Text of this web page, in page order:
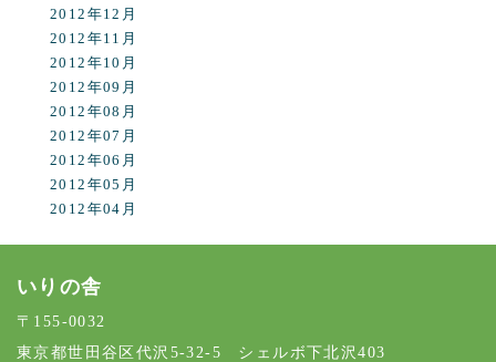
2012年12月
2012年11月
2012年10月
2012年09月
2012年08月
2012年07月
2012年06月
2012年05月
2012年04月
いりの舎
〒155-0032
東京都世田谷区代沢5-32-5 シェルボ下北沢403